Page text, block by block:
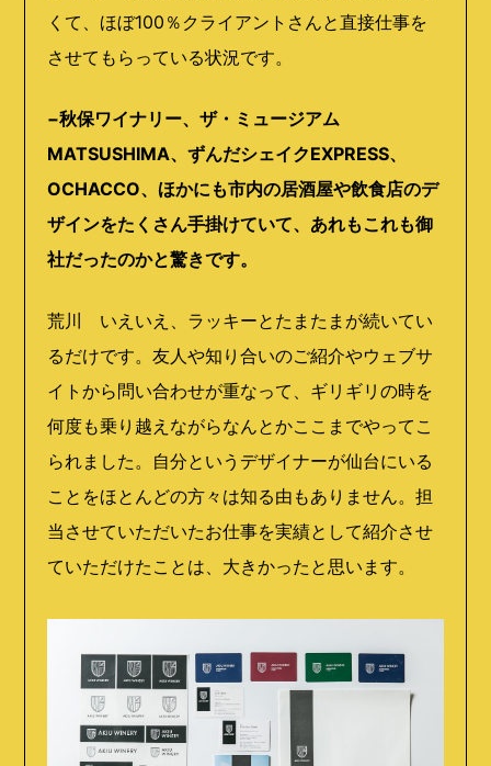
くて、ほぼ100％クライアントさんと直接仕事を
させてもらっている状況です。
−秋保ワイナリー、ザ・ミュージアム
MATSUSHIMA、ずんだシェイクEXPRESS、
OCHACCO、ほかにも市内の居酒屋や飲食店のデ
ザインをたくさん手掛けていて、あれもこれも御
社だったのかと驚きです。
荒川 いえいえ、ラッキーとたまたまが続いてい
るだけです。友人や知り合いのご紹介やウェブサ
イトから問い合わせが重なって、ギリギリの時を
何度も乗り越えながらなんとかここまでやってこ
られました。自分というデザイナーが仙台にいる
ことをほとんどの方々は知る由もありません。担
当させていただいたお仕事を実績として紹介させ
ていただけたことは、大きかったと思います。